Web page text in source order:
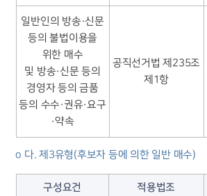
일반인의 방송·신문
등의 불법이용을
위한 매수
및 방송·신문 등의
경영자 등의 금품
등의 수수·권유·요구
·약속
공직선거법 제235조
제1항
o 다. 제3유형(후보자 등에 의한 일반 매수)
구성요건 적용법조